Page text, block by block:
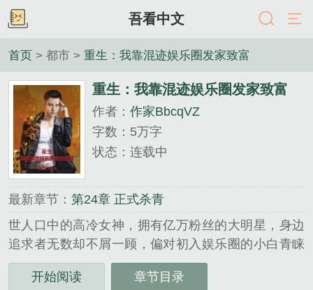
吾看中文
首页 > 都市 > 重生：我靠混迹娱乐圈发家致富
重生：我靠混迹娱乐圈发家致富
作者： 作家BbcqVZ
字数：5万字
状态：连载中
最新章节： 第24章 正式杀青
世人口中的高冷女神，拥有亿万粉丝的大明星，身边
追求者无数却不屑一顾，偏对初入娱乐圈的小白青睐
有加，甚至.........
《重生：我靠混迹娱乐圈发家致富》是作家BbcqVZ精
开始阅读 章节目录